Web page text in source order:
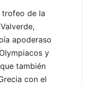
trofeo de la
apoderaso
y
también
con el